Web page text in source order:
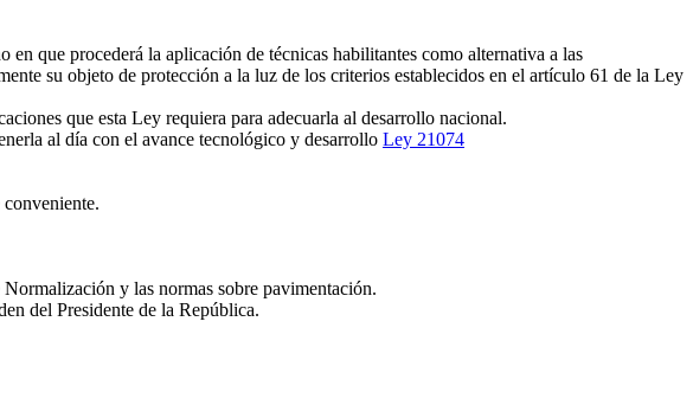
que procederá la aplicación de técnicas habilitantes como alternativa a las
su objeto de protección a la luz de los criterios establecidos en el artículo 61 de la Ley
que esta Ley requiera para adecuarla al desarrollo nacional.
al día con el avance tecnológico y desarrollo Ley 21074
y las normas sobre pavimentación.
del Presidente de la República.